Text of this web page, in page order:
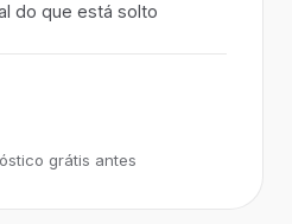
do que está solto
grátis antes